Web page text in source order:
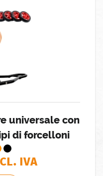
universale con
di forcelloni
IVA